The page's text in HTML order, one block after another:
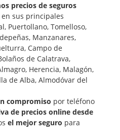
precios de seguros
en sus principales
Puertollano, Tomelloso,
Manzanares,
Campo de
de Calatrava,
Herencia, Malagón,
de Alba, Almodóvar del
compromiso por teléfono
de precios online desde
el mejor seguro para